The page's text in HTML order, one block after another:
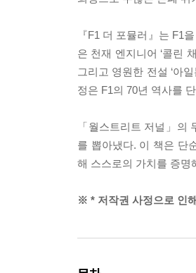
『F1 더 포뮬러』는 F1
은 천재 엔지니어 ‘콜린
그리고 영원한 전설 ‘아
정은 F1의 70년 역사를
「월스트리트 저널」
를 뽑아냈다. 이 책은 단
해 스스로의 가치를 증명
※ * 저작권 사정으로 인